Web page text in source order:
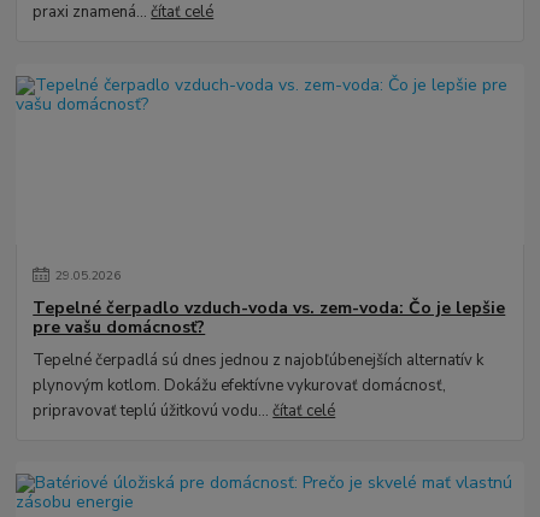
praxi znamená...čítať celé
29.05.2026
Tepelné čerpadlo vzduch-voda vs. zem-voda: Čo je lepšie
pre vašu domácnosť?
Tepelné čerpadlá sú dnes jednou z najobľúbenejších alternatív k
plynovým kotlom. Dokážu efektívne vykurovať domácnosť,
pripravovať teplú úžitkovú vodu...čítať celé